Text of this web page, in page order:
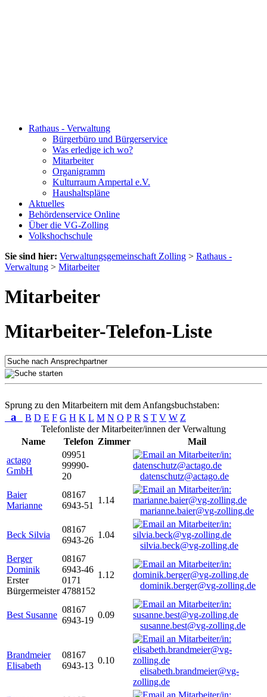
Rathaus - Verwaltung
Bürgerbüro und Bürgerservice
Was erledige ich wo?
Mitarbeiter
Organigramm
Kulturraum Ampertal e.V.
Haushaltspläne
Aktuelles
Behördenservice Online
Über die VG-Zolling
Volkshochschule
Sie sind hier: Verwaltungsgemeinschaft Zolling > Rathaus -
Verwaltung > Mitarbeiter
Mitarbeiter
Mitarbeiter-Telefon-Liste
Sprung zu den Mitarbeitern mit dem Anfangsbuchstaben:
a B D E F G H K L M N O P R S T V W Z
Telefonliste der Mitarbeiter/innen der Verwaltung
Name
Telefon Zimmer
Mail
actago
GmbH
09951
99990-
20
datenschutz@actago.de
Baier
Marianne
08167
6943-51
1.14
marianne.baier@vg-zolling.de
Beck Silvia
08167
6943-26
1.04
silvia.beck@vg-zolling.de
Berger
Dominik
Erster
Bürgermeister
08167
6943-46
0171
4788152
1.12
dominik.berger@vg-zolling.de
Best Susanne
08167
6943-19
0.09
susanne.best@vg-zolling.de
Brandmeier
Elisabeth
08167
6943-13
0.10
elisabeth.brandmeier@vg-
zolling.de